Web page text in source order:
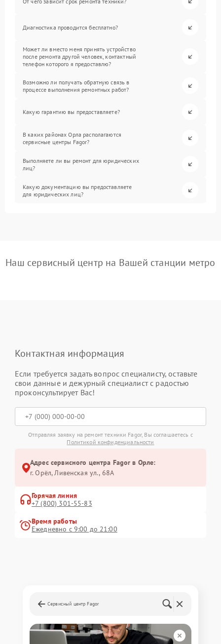
Диагностика проводится бесплатно?
Может ли вместо меня принять устройство
после ремонта другой человек, контактный
телефон которого я предоставлю?
Возможно ли получать обратную связь в
процессе выполнения ремонтных работ?
Какую гарантию вы предоставляете?
В каких районах Орла располагаются
сервисные центры Fagor?
Выполняете ли вы ремонт для юридических
лиц?
Какую документацию вы предоставляете
для юридических лиц?
Наш сервисный центр на Вашей станции метро
Контактная информация
Если требуется задать вопрос специалисту, оставьте
свои данные и дежурный специалист с радостью
проконсультирует Вас!
Отправляя заявку на ремонт техники Fagor, Вы соглашаетесь с
Политикой конфиденциальности
Адрес сервисного центра Fagor в Орле:
г. Орёл, Ливенская ул., 68А
Горячая линия
+7 (800) 301-55-83
Время работы
Ежедневно с 9:00 до 21:00
Сервисный центр Fagor